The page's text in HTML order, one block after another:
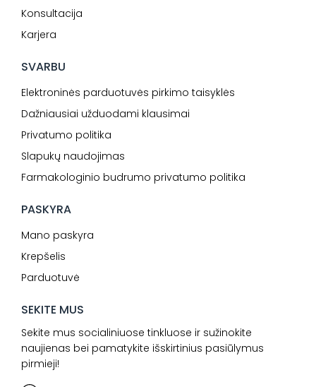
Konsultacija
Karjera
SVARBU
Elektroninės parduotuvės pirkimo taisyklės
Dažniausiai užduodami klausimai
Privatumo politika
Slapukų naudojimas
Farmakologinio budrumo privatumo politika
PASKYRA
Mano paskyra
Krepšelis
Parduotuvė
SEKITE MUS
Sekite mus socialiniuose tinkluose ir sužinokite
naujienas bei pamatykite išskirtinius pasiūlymus
pirmieji!